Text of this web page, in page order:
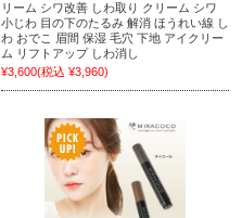
リーム シワ改善 しわ取り クリーム シワ
小じわ 目の下のたるみ 解消 ほうれい線 し
わ おでこ 眉間 保湿 毛穴 下地 アイクリー
ム リフトアップ しわ消し
¥3,600(税込 ¥3,960)